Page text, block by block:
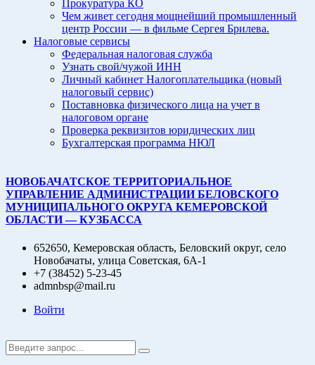
Прокуратура КО
Чем живет сегодня мощнейший промышленный
центр России — в фильме Сергея Брилева.
Налоговые сервисы
Федеральная налоговая служба
Узнать свой/чужой ИНН
Личный кабинет Налогоплательщика (новый
налоговый сервис)
Поставновка физического лица на учет в
налоговом органе
Проверка реквизитов юридических лиц
Бухгалтерская программа НЮЛ
НОВОБАЧАТСКОЕ ТЕРРИТОРИАЛЬНОЕ
УПРАВЛЕНИЕ АДМИНИСТРАЦИИ БЕЛОВСКОГО
МУНИЦИПАЛЬНОГО ОКРУГА КЕМЕРОВСКОЙ
ОБЛАСТИ — КУЗБАССА
652650, Кемеровская область, Беловский округ, село
Новобачаты, улица Советская, 6А-1
+7 (38452) 5-23-45
admnbsp@mail.ru
Войти